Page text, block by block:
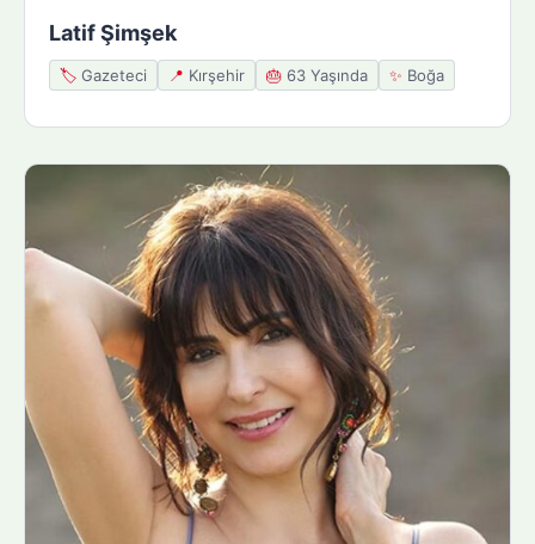
Latif Şimşek
🏷️ Gazeteci 📍 Kırşehir 🎂 63 Yaşında ✨ Boğa